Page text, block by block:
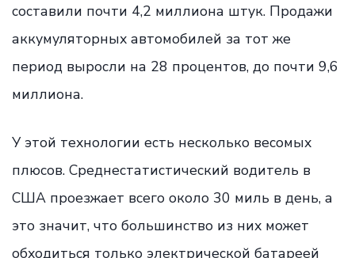
составили почти 4,2 миллиона штук. Продажи
аккумуляторных автомобилей за тот же
период выросли на 28 процентов, до почти 9,6
миллиона.
У этой технологии есть несколько весомых
плюсов. Среднестатистический водитель в
США проезжает всего около 30 миль в день, а
это значит, что большинство из них может
обходиться только электрической батареей